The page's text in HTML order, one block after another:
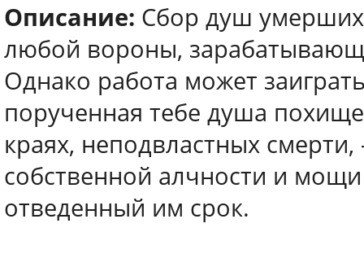
Описание: Сбор душ
любой вороны,
Однако работа может
порученная тебе душа
краях, неподвластных
собственной алчности и
отведенный им срок.